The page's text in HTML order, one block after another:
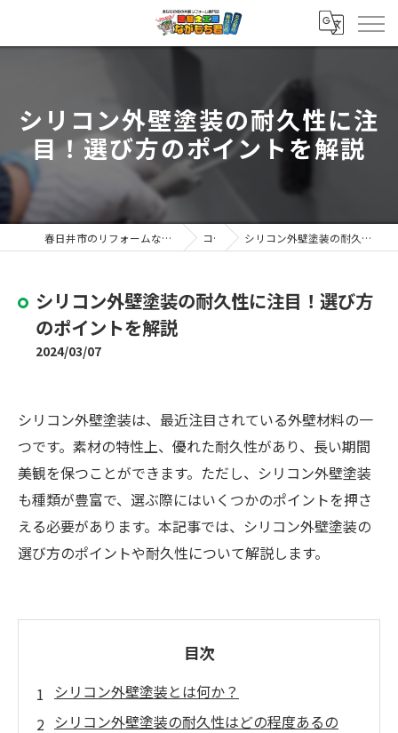
シリコン外壁塗装の耐久性に注
目！選び方のポイントを解説
春日井市のリフォームなら塗替え工房ながもち君 春日井店 コラム シリコン外壁塗装の耐久性に注目！選び方のポイントを解説
シリコン外壁塗装の耐久性に注目！選び方
のポイントを解説
2024/03/07
シリコン外壁塗装は、最近注目されている外壁材料の一
つです。素材の特性上、優れた耐久性があり、長い期間
美観を保つことができます。ただし、シリコン外壁塗装
も種類が豊富で、選ぶ際にはいくつかのポイントを押さ
える必要があります。本記事では、シリコン外壁塗装の
選び方のポイントや耐久性について解説します。
目次
シリコン外壁塗装とは何か？
シリコン外壁塗装の耐久性はどの程度あるの